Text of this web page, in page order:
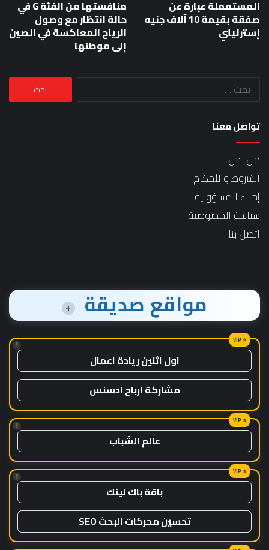
المستعملة عبارة عن
صفقة بقيمة 10 آلاف جنيه
إسترليني
منافستها من الفئة G في
حالة انتظار مع وصول
الرياح المعاكسة في الصين
إلى موطنها
البحث
تواصل معنا
من نحن
الشروط والأحكام
إخلاء المسؤولية
سياسة الخصوصية
اتصل بنا
مواقع صديقة +
!
اول اثنين ريادة اعمال
مشاركة ارباح ادسنس
!
عالم الشباب
!
باقة باك لينك
تحسين محركات البحث SEO